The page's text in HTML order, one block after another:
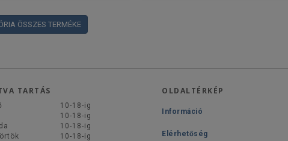
ÖSSZES TERMÉKE
TARTÁS
10-18-ig
10-18-ig
10-18-ig
10-18-ig
OLDALTÉRKÉP
Információ
Elérhetőség